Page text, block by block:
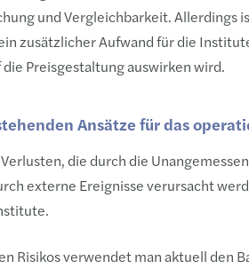
und Vergleichbarkeit. Allerdings
zusätzlicher Aufwand für die
Preisgestaltung auswirken wird.
Ansätze für das
die durch die
externe Ereignisse verursacht
Risikos verwendet man aktuell den